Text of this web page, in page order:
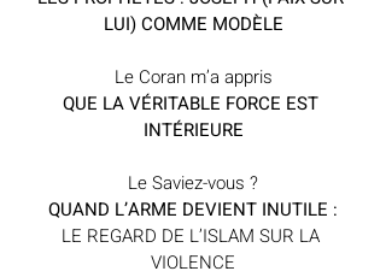
LUI) COMME MODÈLE
Le Coran m’a appris
QUE LA VÉRITABLE FORCE EST
INTÉRIEURE
Le Saviez-vous ?
QUAND L’ARME DEVIENT INUTILE :
LE REGARD DE L’ISLAM SUR LA
VIOLENCE